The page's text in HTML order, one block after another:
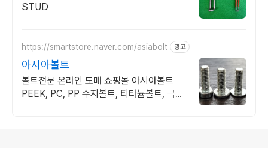
STUD
https://smartstore.naver.com/asiabolt 광고
아시아볼트
볼트전문 온라인 도매 쇼핑몰 아시아볼트
PEEK, PC, PP 수지볼트, 티타늄볼트, 극저